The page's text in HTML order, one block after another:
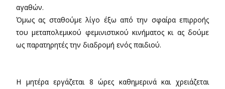
αγαθών.
Όμως ας σταθούμε λίγο έξω από την σφαίρα επιρροής
του μεταπολεμικού φεμινιστικού κινήματος κι ας δούμε
ως παρατηρητές την διαδρομή ενός παιδιού.
Η μητέρα εργάζεται 8 ώρες καθημερινά και χρειάζεται